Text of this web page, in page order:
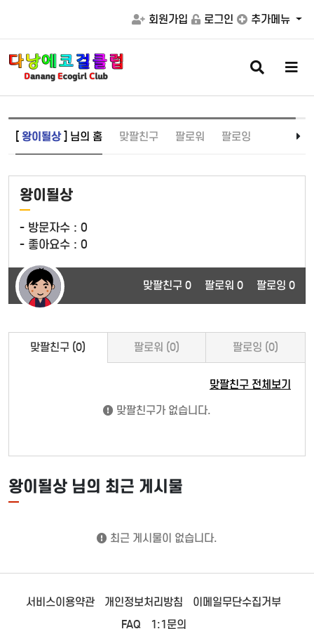
회원가입 로그인 추가메뉴
검
색
버
메
버
[ 왕이될상] 님의 홈 맞팔친구 팔로워 팔로잉
왕이될상
- 방문자수 : 0
- 좋아요수 : 0
맞팔친구 0 팔로워 0 팔로잉 0
맞팔친구 (0) 팔로워 (0) 팔로잉 (0)
맞팔친구 전체보기
맞팔친구가 없습니다.
왕이될상 님의 최근 게시물
최근 게시물이 없습니다.
서비스이용약관 개인정보처리방침
이메일무단수집거부
FAQ
1:1문의